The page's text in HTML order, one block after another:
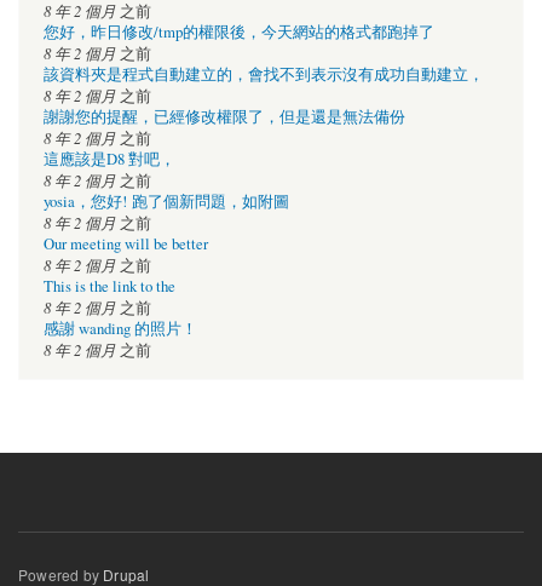
8 年 2 個月 之前
您好，昨日修改/tmp的權限後，今天網站的格式都跑掉了
8 年 2 個月 之前
該資料夾是程式自動建立的，會找不到表示沒有成功自動建立，
8 年 2 個月 之前
謝謝您的提醒，已經修改權限了，但是還是無法備份
8 年 2 個月 之前
這應該是D8 對吧，
8 年 2 個月 之前
yosia，您好! 跑了個新問題，如附圖
8 年 2 個月 之前
Our meeting will be better
8 年 2 個月 之前
This is the link to the
8 年 2 個月 之前
感謝 wanding 的照片！
8 年 2 個月 之前
Powered by Drupal